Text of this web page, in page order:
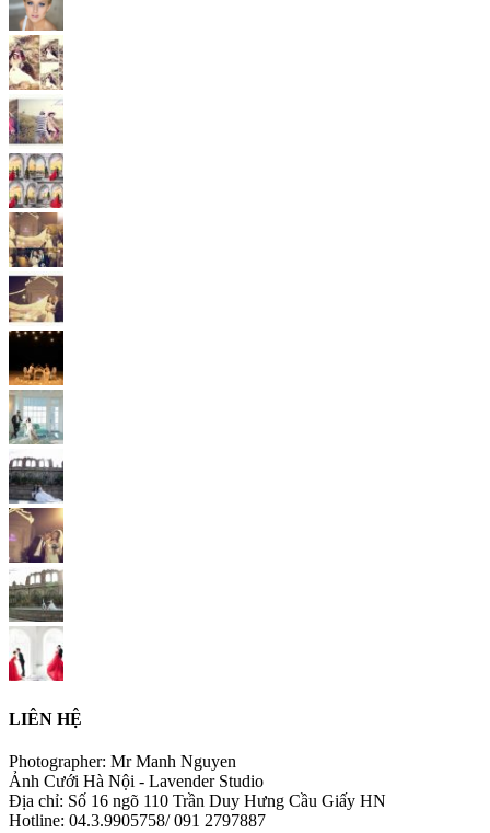
LIÊN HỆ
Photographer: Mr Manh Nguyen
Ảnh Cưới Hà Nội - Lavender Studio
Địa chỉ: Số 16 ngõ 110 Trần Duy Hưng Cầu Giấy HN
Hotline: 04.3.9905758/ 091 2797887